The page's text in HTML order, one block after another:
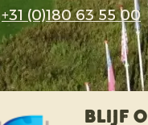
+31 (0)180 63 55 00
Blijf